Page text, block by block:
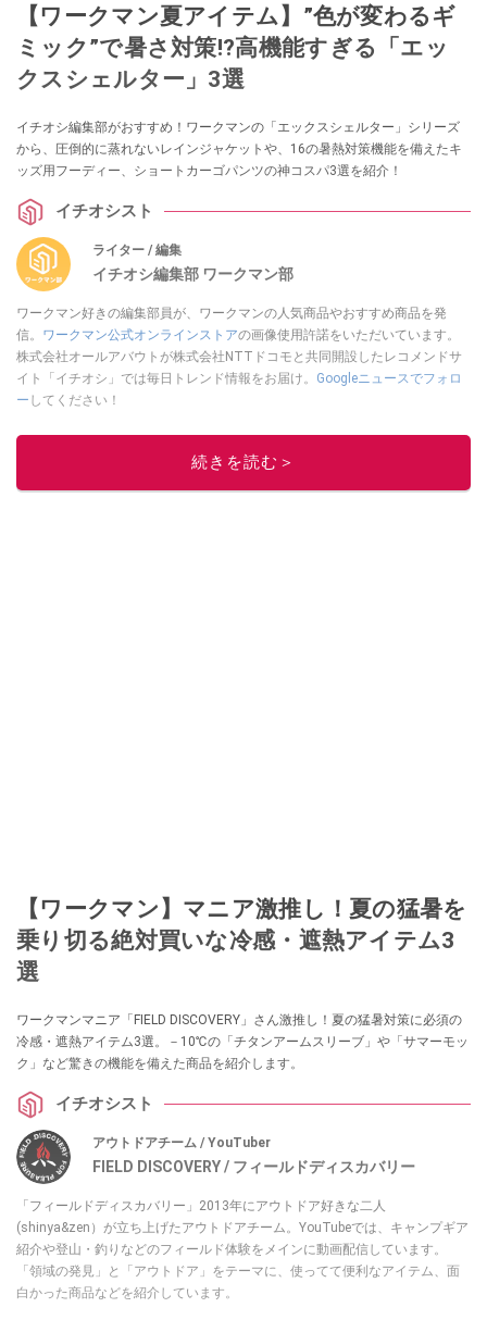
【ワークマン夏アイテム】”色が変わるギ
ミック”で暑さ対策!?高機能すぎる「エッ
クスシェルター」3選
イチオシ編集部がおすすめ！ワークマンの「エックスシェルター」シリーズ
から、圧倒的に蒸れないレインジャケットや、16の暑熱対策機能を備えたキ
ッズ用フーディー、ショートカーゴパンツの神コスパ3選を紹介！
イチオシスト
ライター / 編集
イチオシ編集部 ワークマン部
ワークマン好きの編集部員が、ワークマンの人気商品やおすすめ商品を発
信。 ワークマン公式オンラインストアの画像使用許諾をいただいています。
株式会社オールアバウトが株式会社NTTドコモと共同開設したレコメンドサ
イト「イチオシ」では毎日トレンド情報をお届け。 Googleニュースでフォロ
ー してください！
このイチオシストの他の記事を読む
続きを読む＞
【ワークマン】マニア激推し！夏の猛暑を
乗り切る絶対買いな冷感・遮熱アイテム3
選
ワークマンマニア「FIELD DISCOVERY」さん激推し！夏の猛暑対策に必須の
冷感・遮熱アイテム3選。－10℃の「チタンアームスリーブ」や「サマーモッ
ク」など驚きの機能を備えた商品を紹介します。
イチオシスト
アウトドアチーム / YouTuber
FIELD DISCOVERY / フィールドディスカバリー
「フィールドディスカバリー」2013年にアウトドア好きな二人
(shinya&zen）が立ち上げたアウトドアチーム。YouTubeでは、キャンプギア
紹介や登山・釣りなどのフィールド体験をメインに動画配信しています。
「領域の発見」と「アウトドア」をテーマに、使ってて便利なアイテム、面
白かった商品などを紹介しています。